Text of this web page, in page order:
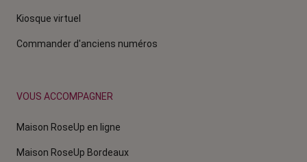
Kiosque virtuel
Commander d'anciens numéros
VOUS ACCOMPAGNER
Maison RoseUp en ligne
Maison RoseUp Bordeaux